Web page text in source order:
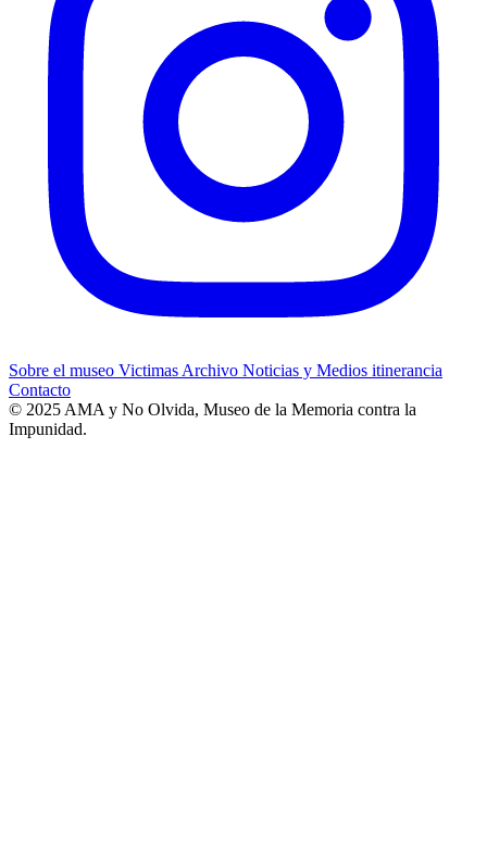
Sobre el museo Victimas Archivo Noticias y Medios itinerancia
Contacto
© 2025 AMA y No Olvida, Museo de la Memoria contra la
Impunidad.